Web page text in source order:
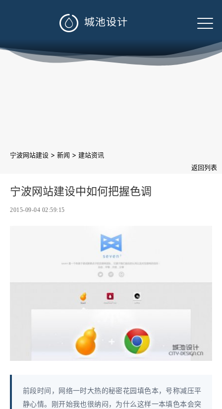

宁波网站建设 > 新闻 > 建站资讯
返回列表
宁波网站建设中如何把握色调
2015-09-04 02:59:15
前段时间，网络一时大热的秘密花园填色本，号称减压平
静心情。刚开始我也很纳闷，为什么这样一本填色本会突